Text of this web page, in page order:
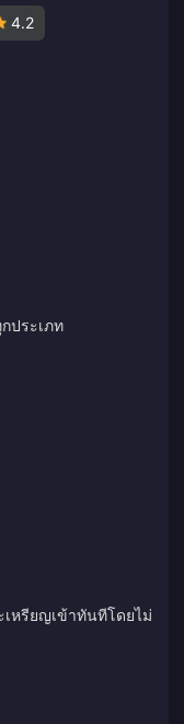
4.2
ประเภท
หรียญเข้าทันทีโดยไม่